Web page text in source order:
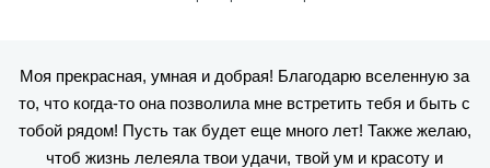
Моя прекрасная, умная и добрая! Благодарю вселенную за
то, что когда-то она позволила мне встретить тебя и быть с
тобой рядом! Пусть так будет еще много лет! Также желаю,
чтоб жизнь лелеяла твои удачи, твой ум и красоту и